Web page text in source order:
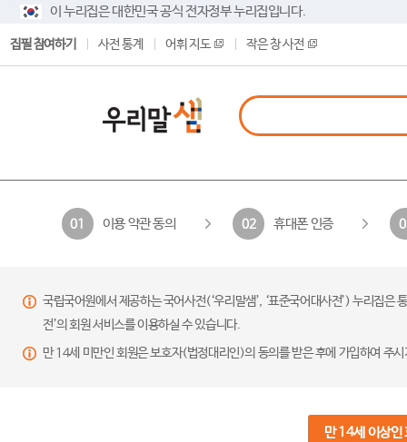
이 누리집은 대한민국 공식 전자정부 누리집입니다.
집필 참여하기 사전 통계 어휘 지도 작은 창 사전
01 이용 약관 동의 02 휴대폰 인증
국립국어원에서 제공하는 국어사전(‘우리말샘’, ‘표준국어대사전’) 누리집
전’의 회원 서비스를 이용하실 수 있습니다.
만 14세 미만인 회원은 보호자(법정대리인)의 동의를 받은 후에 가입하여 주
만 14세 이상인